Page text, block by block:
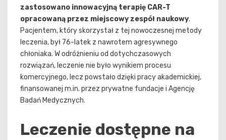
zastosowano innowacyjną terapię CAR-T
opracowaną przez miejscowy zespół naukowy.
Pacjentem, który skorzystał z tej nowoczesnej metody
leczenia, był 76-latek z nawrotem agresywnego
chłoniaka. W odróżnieniu od dotychczasowych
rozwiązań, leczenie nie było wynikiem procesu
komercyjnego, lecz powstało dzięki pracy akademickiej,
finansowanej m.in. przez prywatne fundacje i Agencję
Badań Medycznych.
Leczenie dostępne na